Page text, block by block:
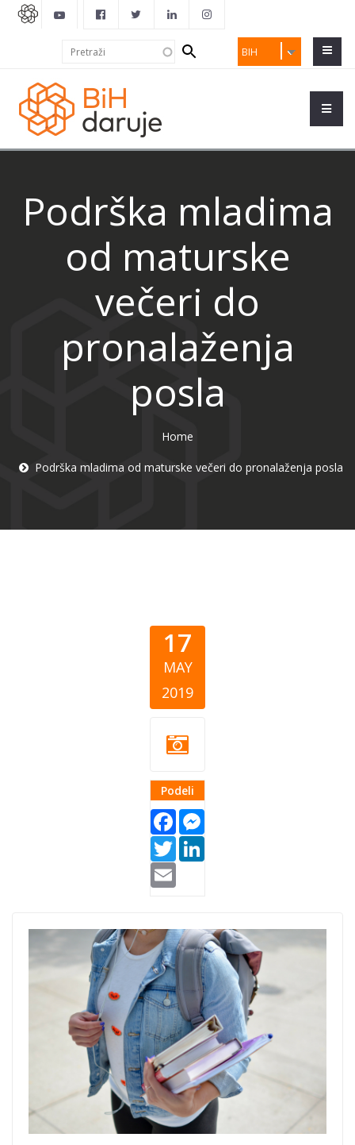
BIH
Search
form
Podrška mladima
od maturske
večeri do
pronalaženja
posla
Home
Podrška mladima od maturske večeri do pronalaženja posla
17
MAY
2019
Podeli
Facebook
Twitter
Scholarships for
Students.jpg